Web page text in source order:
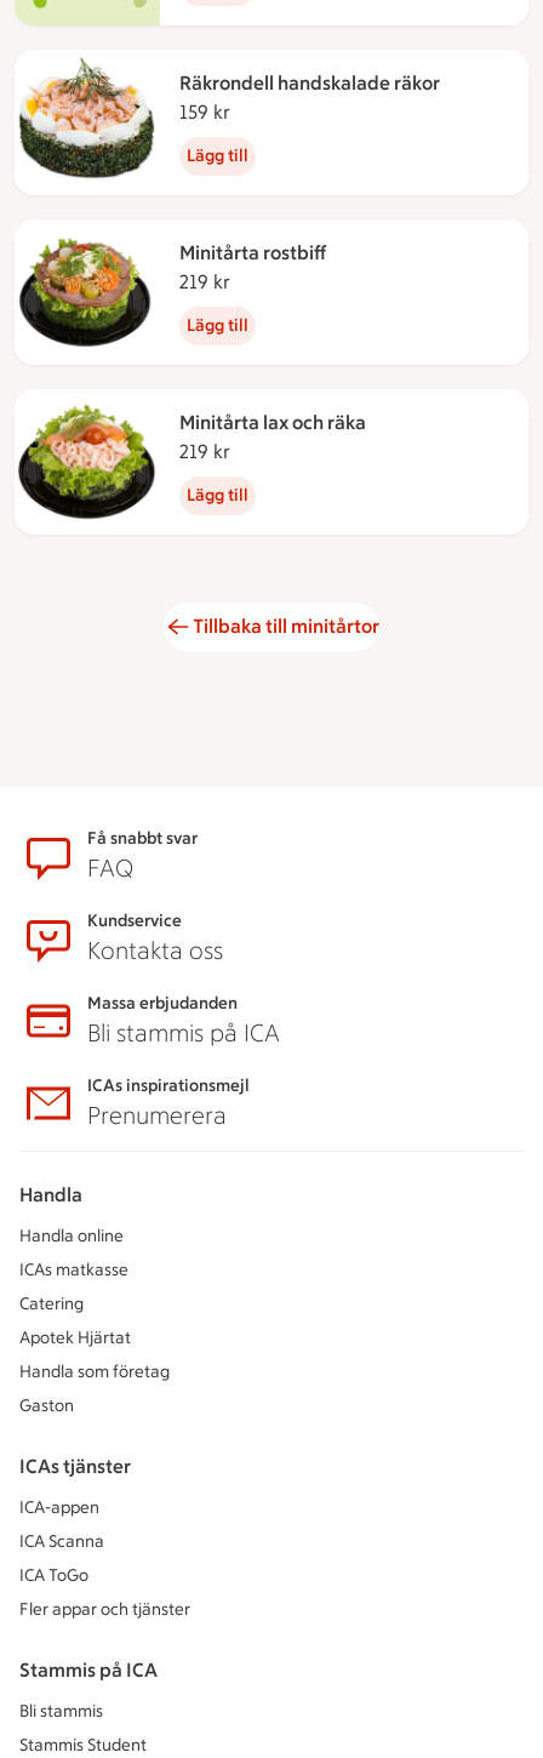
Räkrondell handskalade räkor
159 kr
Lägg till
Minitårta rostbiff
219 kr
Lägg till
Minitårta lax och räka
219 kr
Lägg till
Tillbaka till minitårtor
SidfotFå snabbt svar
FAQ
Kundservice
Kontakta oss
Massa erbjudanden
Bli stammis på ICA
ICAs inspirationsmejl
Prenumerera
Handla
Handla online
ICAs matkasse
Catering
Apotek Hjärtat
Handla som företag
Gaston
ICAs tjänster
ICA-appen
ICA Scanna
ICA ToGo
Fler appar och tjänster
Stammis på ICA
Bli stammis
Stammis Student